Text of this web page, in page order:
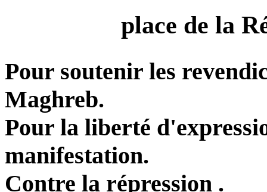
place de la
Pour soutenir les
Maghreb.
Pour la liberté
manifestation.
Contre la répression .